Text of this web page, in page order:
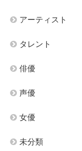
アーティスト
タレント
俳優
声優
女優
未分類